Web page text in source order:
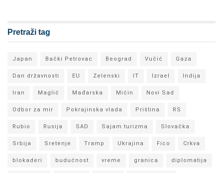
Pretraži tag
Japan Bački Petrovac Beograd Vučić Gaza
Dan državnosti EU Zelenski IT Izrael Indija
Iran Maglić Mađarska Mićin Novi Sad
Odbor za mir Pokrajinska vlada Priština RS
Rubio Rusija SAD Sajam turizma Slovačka
Srbija Sretenje Tramp Ukrajina Fico Crkva
blokaderi budućnost vreme granica diplomatija